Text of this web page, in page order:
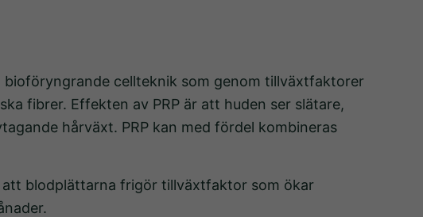
bioföryngrande cellteknik som genom tillväxtfaktorer
fibrer. Effekten av PRP är att huden ser slätare,
hårväxt. PRP kan med fördel kombineras
blodplättarna frigör tillväxtfaktor som ökar